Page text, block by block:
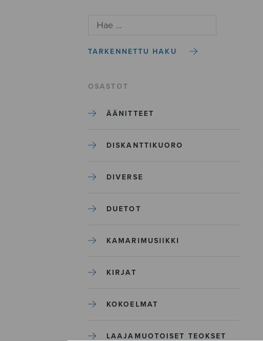
TARKENNETTU HAKU
OSASTOT
ÄÄNITTEET
DISKANTTIKUORO
DIVERSE
DUETOT
KAMARIMUSIIKKI
KIRJAT
KOKOELMAT
LAAJAMUOTOISET TEOKSET